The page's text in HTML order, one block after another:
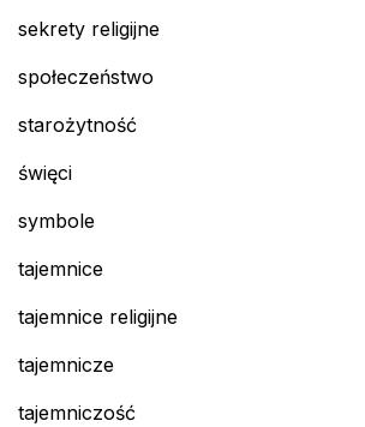
sekrety religijne
społeczeństwo
starożytność
święci
symbole
tajemnice
tajemnice religijne
tajemnicze
tajemniczość